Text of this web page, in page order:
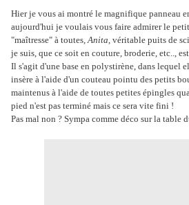
Hier je vous ai montré le magnifique panneau
aujourd'hui je voulais vous faire admirer le
"maîtresse" à toutes,Anita, véritable puits de
je suis, que ce soit en couture, broderie, etc..,
Il s'agit d'une base en polystirène, dans lequel
insère à l'aide d'un couteau pointu des petits
maintenus à l'aide de toutes petites épingles
pied n'est pas terminé mais ce sera vite fini !
Pas mal non ? Sympa comme déco sur la table